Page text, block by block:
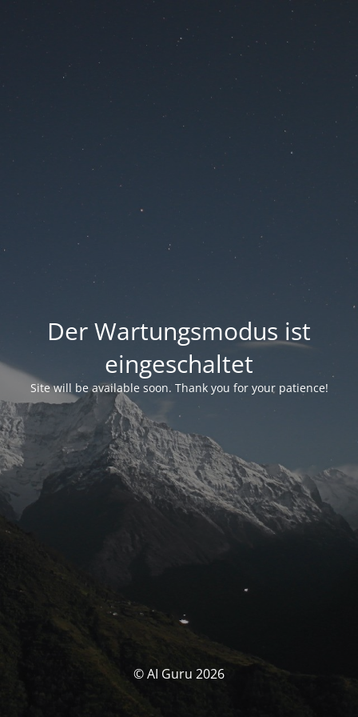
Der Wartungsmodus ist
eingeschaltet
Site will be available soon. Thank you for your patience!
© AI Guru 2026